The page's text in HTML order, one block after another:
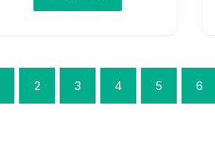
2 3 4 5 6